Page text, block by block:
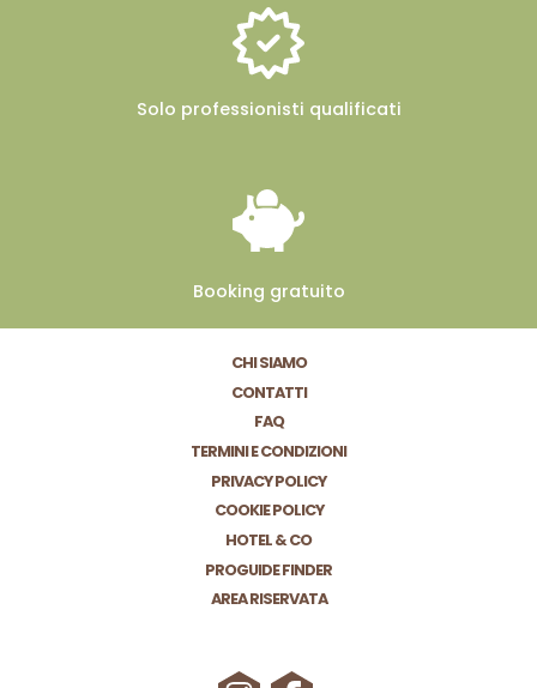
Solo professionisti qualificati
Booking gratuito
CHI SIAMO
CONTATTI
FAQ
TERMINI E CONDIZIONI
PRIVACY POLICY
COOKIE POLICY
HOTEL & CO
PROGUIDE FINDER
AREA RISERVATA